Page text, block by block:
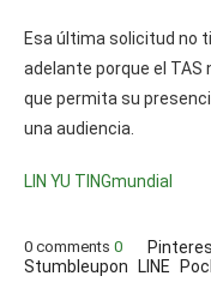
Esa última solicitud no
adelante porque el TAS
que permita su
una audiencia.
LIN YU TINGmundial
0 comments 0
Stumbleupon
LINE